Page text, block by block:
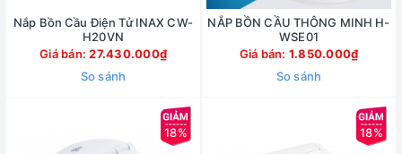
Nắp Bồn Cầu Điện Tử INAX CW-
H20VN
Giá bán:27.430.000₫
So sánh
NẮP BỒN CẦU THÔNG MINH H-
WSE01
Giá bán: 1.850.000₫
So sánh
18% 18%